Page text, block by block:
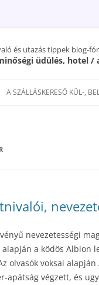
és utazás tippek blog-
üdülés, hotel
A SZÁLLÁSKERESŐ KÜL-,
nevezetességi
a ködös Albion
olvasók voksai
apátság végzett, és